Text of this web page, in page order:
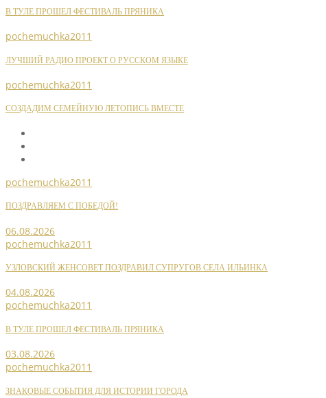
В ТУЛЕ ПРОШЕЛ ФЕСТИВАЛЬ ПРЯНИКА
pochemuchka2011
ЛУЧШИЙ РАДИО ПРОЕКТ О РУССКОМ ЯЗЫКЕ
pochemuchka2011
СОЗДАДИМ СЕМЕЙНУЮ ЛЕТОПИСЬ ВМЕСТЕ
pochemuchka2011
ПОЗДРАВЛЯЕМ С ПОБЕДОЙ!
06.08.2026
pochemuchka2011
УЗЛОВСКИЙ ЖЕНСОВЕТ ПОЗДРАВИЛ СУПРУГОВ СЕЛА ИЛЬИНКА
04.08.2026
pochemuchka2011
В ТУЛЕ ПРОШЕЛ ФЕСТИВАЛЬ ПРЯНИКА
03.08.2026
pochemuchka2011
ЗНАКОВЫЕ СОБЫТИЯ ДЛЯ ИСТОРИИ ГОРОДА